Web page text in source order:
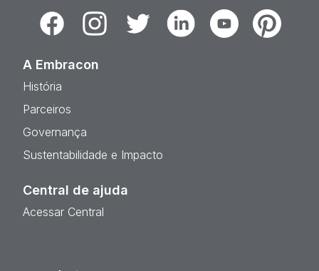
FacebookInstagramTwitter LinkedinYoutubePinterest
A Embracon
História
Parceiros
Governança
Sustentabilidade e Impacto
Central de ajuda
Acessar Central